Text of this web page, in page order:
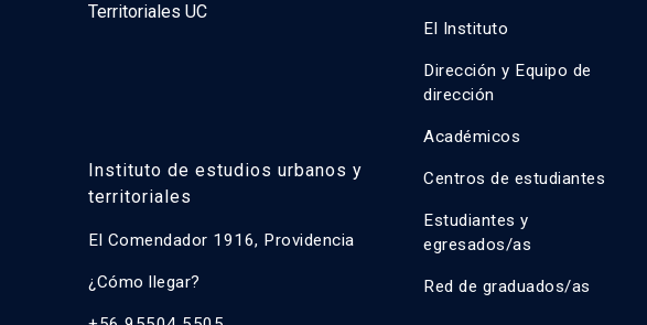
Instituto de estudios urbanos y
territoriales
El Comendador 1916, Providencia
¿Cómo llegar?
El Instituto
Dirección y Equipo de
dirección
Académicos
Centros de estudiantes
Estudiantes y
egresados/as
Red de graduados/as